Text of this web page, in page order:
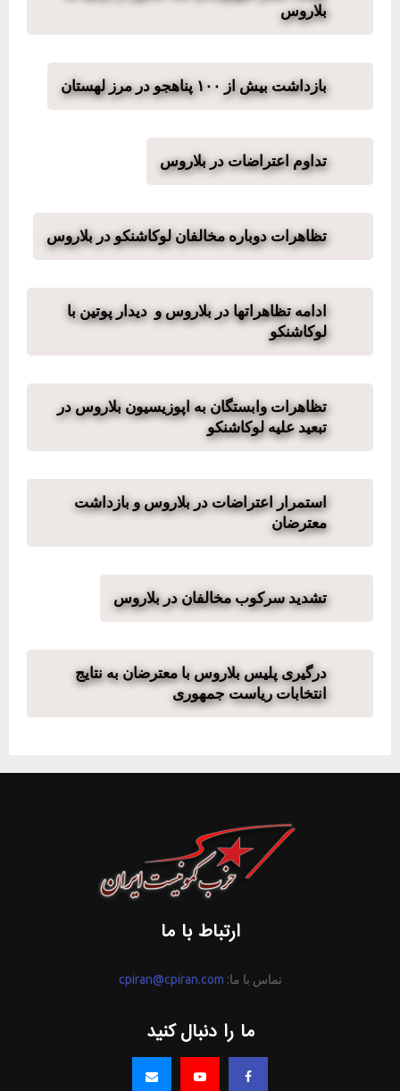
بلاروس
بازداشت بیش از ۱۰۰ پناهجو در مرز لهستان
تداوم اعتراضات در بلاروس
تظاهرات دوباره مخالفان لوکاشنکو در بلاروس
ادامه تظاهراتها در بلاروس و دیدار پوتین با
لوکاشنکو
تظاهرات وابستگان به اپوزیسیون بلاروس در
تبعید علیه لوکاشنکو
استمرار اعتراضات در بلاروس و بازداشت
معترضان
تشدید سرکوب مخالفان در بلاروس
درگیری پلیس بلاروس با معترضان به نتایج
انتخابات ریاست جمهوری
ارتباط با ما
تماس با ما: cpiran@cpiran.com
ما را دنبال کنید